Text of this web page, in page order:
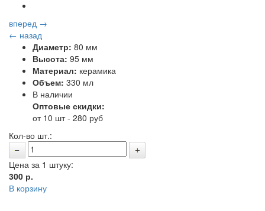
вперед →
← назад
Диаметр: 80 мм
Высота: 95 мм
Материал: керамика
Объем: 330 мл
В наличии
Оптовые скидки:
от 10 шт - 280 руб
Кол-во шт.:
Цена за 1 штуку:
300 р.
В корзину